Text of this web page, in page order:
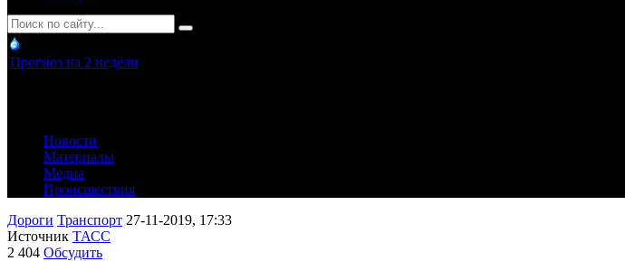
Прогноз на 2 недели
Новости
Материалы
Медиа
Происшествия
Дороги Транспорт 27-11-2019, 17:33
Источник ТАСС
2 404 Обсудить